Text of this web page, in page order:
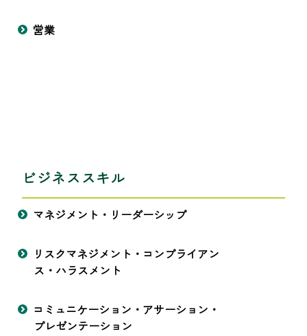
営業
ビジネススキル
マネジメント・リーダーシップ
リスクマネジメント・コンプライアン
ス・ハラスメント
コミュニケーション・アサーション・
プレゼンテーション